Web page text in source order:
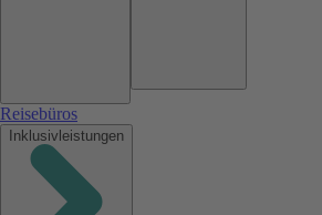
Reisebüros
Inklusivleistungen